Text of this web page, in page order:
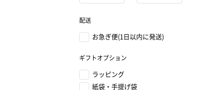
配送
お急ぎ便(1日以内に発送)
ギフトオプション
ラッピング
紙袋・手提げ袋